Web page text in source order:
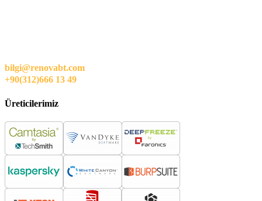
bilgi@renovabt.com
+90(312)666 13 49
Üreticilerimiz